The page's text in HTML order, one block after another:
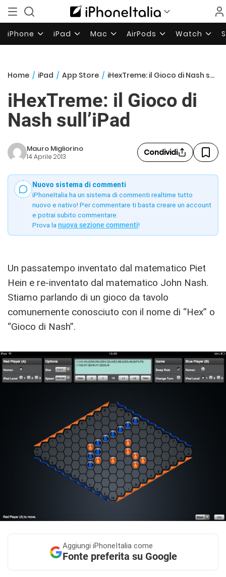
iPhone iPad Mac AirPods Watch
Home / iPad / App Store / iHexTreme: il Gioco di Nash sull’iPad
iHexTreme: il Gioco di
Nash sull’iPad
Mauro Migliorino
14 Aprile 2013 Condividi
Nuovo sistema di commenti
iPhoneItalia ha un sistema di commenti realtime tutto
nuovo e nativo! Per commentare ti basta creare un account
e potrai subito commentare.
Prova la nuova sezione commenti!
Un passatempo inventato dal matematico Piet
Hein e re-inventato dal matematico John Nash.
Stiamo parlando di un gioco da tavolo
comunemente conosciuto con il nome di “Hex” o
“Gioco di Nash”.
Aggiungi iPhoneItalia come
Fonte preferita su Google